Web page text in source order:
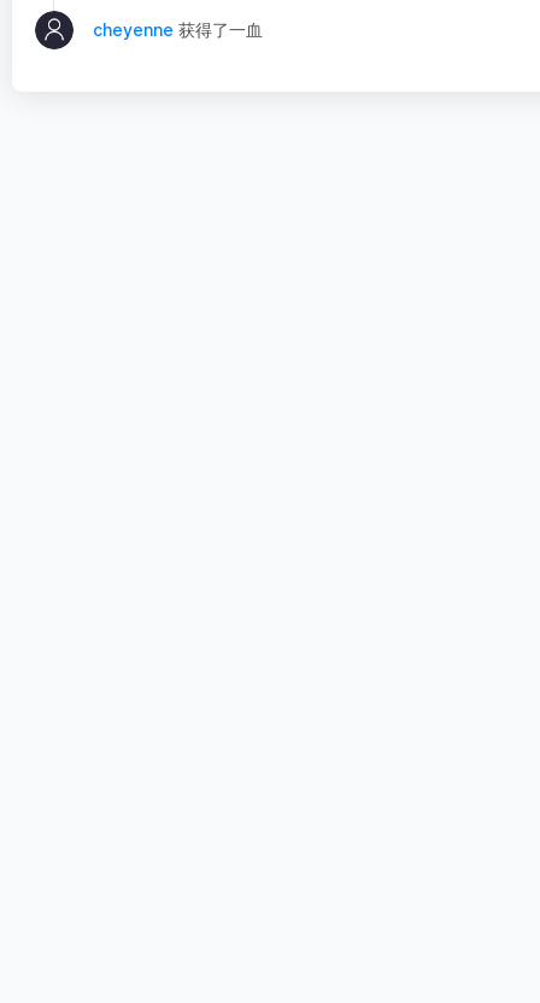
cheyenne 获得了一血